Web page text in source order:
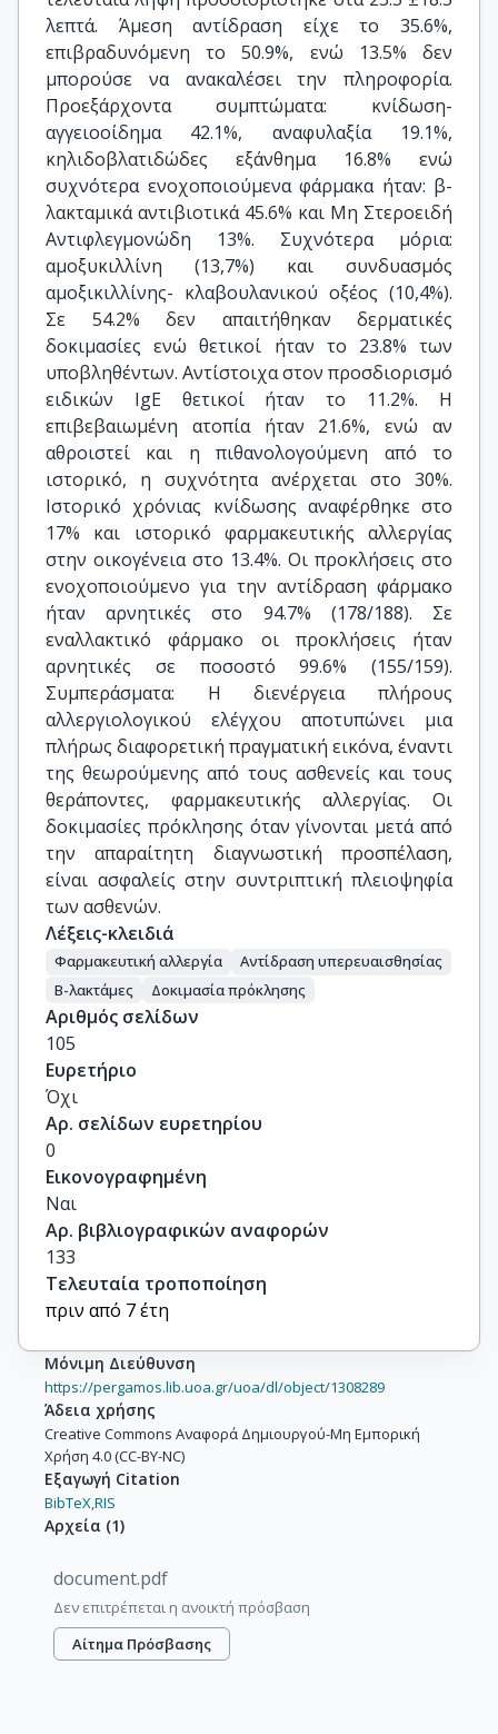
λεπτά. Άμεση αντίδραση είχε το 35.6%,
επιβραδυνόμενη το 50.9%, ενώ 13.5% δεν
μπορούσε να ανακαλέσει την πληροφορία.
Προεξάρχοντα συμπτώματα: κνίδωση-
αγγειοοίδημα 42.1%, αναφυλαξία 19.1%,
κηλιδοβλατιδώδες εξάνθημα 16.8% ενώ
συχνότερα ενοχοποιούμενα φάρμακα ήταν: β-
λακταμικά αντιβιοτικά 45.6% και Μη Στεροειδή
Αντιφλεγμονώδη 13%. Συχνότερα μόρια:
αμοξυκιλλίνη (13,7%) και συνδυασμός
αμοξικιλλίνης- κλαβουλανικού οξέος (10,4%).
Σε 54.2% δεν απαιτήθηκαν δερματικές
δοκιμασίες ενώ θετικοί ήταν το 23.8% των
υποβληθέντων. Αντίστοιχα στον προσδιορισμό
ειδικών IgE θετικοί ήταν το 11.2%. H
επιβεβαιωμένη ατοπία ήταν 21.6%, ενώ αν
αθροιστεί και η πιθανολογούμενη από το
ιστορικό, η συχνότητα ανέρχεται στο 30%.
Ιστορικό χρόνιας κνίδωσης αναφέρθηκε στο
17% και ιστορικό φαρμακευτικής αλλεργίας
στην οικογένεια στο 13.4%. Οι προκλήσεις στο
ενοχοποιούμενο για την αντίδραση φάρμακο
ήταν αρνητικές στο 94.7% (178/188). Σε
εναλλακτικό φάρμακο οι προκλήσεις ήταν
αρνητικές σε ποσοστό 99.6% (155/159).
Συμπεράσματα: H διενέργεια πλήρους
αλλεργιολογικού ελέγχου αποτυπώνει μια
πλήρως διαφορετική πραγματική εικόνα, έναντι
της θεωρούμενης από τους ασθενείς και τους
θεράποντες, φαρμακευτικής αλλεργίας. Οι
δοκιμασίες πρόκλησης όταν γίνονται μετά από
την απαραίτητη διαγνωστική προσπέλαση,
είναι ασφαλείς στην συντριπτική πλειοψηφία
των ασθενών.
Λέξεις-κλειδιά
Φαρμακευτική αλλεργία
Αντίδραση υπερευαισθησίας
Β-λακτάμες
Δοκιμασία πρόκλησης
Αριθμός σελίδων
105
Ευρετήριο
Όχι
Αρ. σελίδων ευρετηρίου
0
Εικονογραφημένη
Ναι
Αρ. βιβλιογραφικών αναφορών
133
Τελευταία τροποποίηση
πριν από 7 έτη
Μόνιμη Διεύθυνση
https://pergamos.lib.uoa.gr/uoa/dl/object/1308289
Άδεια χρήσης
Creative Commons Αναφορά Δημιουργού-Μη Εμπορική
Χρήση 4.0 (CC-BY-NC)
Εξαγωγή Citation
BibTeX,RIS
Αρχεία (1)
document.pdf
Δεν επιτρέπεται η ανοικτή πρόσβαση
Αίτημα Πρόσβασης